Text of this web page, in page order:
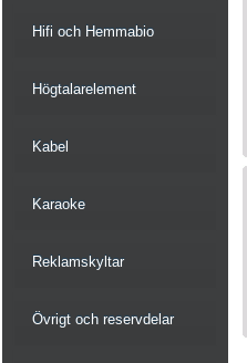
Hifi och Hemmabio
Högtalarelement
Kabel
Karaoke
Reklamskyltar
Övrigt och reservdelar